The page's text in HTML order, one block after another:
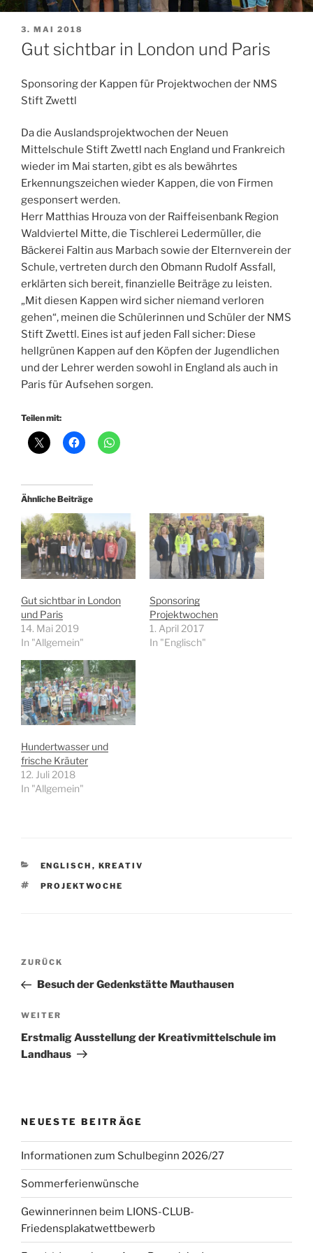
VERÖFFENTLICHT
AM
3. MAI 2018
Gut sichtbar in London und Paris
Sponsoring der Kappen für Projektwochen der NMS
Stift Zwettl
Da die Auslandsprojektwochen der Neuen
Mittelschule Stift Zwettl nach England und Frankreich
wieder im Mai starten, gibt es als bewährtes
Erkennungszeichen wieder Kappen, die von Firmen
gesponsert werden.
Herr Matthias Hrouza von der Raiffeisenbank Region
Waldviertel Mitte, die Tischlerei Ledermüller, die
Bäckerei Faltin aus Marbach sowie der Elternverein der
Schule, vertreten durch den Obmann Rudolf Assfall,
erklärten sich bereit, finanzielle Beiträge zu leisten.
„Mit diesen Kappen wird sicher niemand verloren
gehen“, meinen die Schülerinnen und Schüler der NMS
Stift Zwettl. Eines ist auf jeden Fall sicher: Diese
hellgrünen Kappen auf den Köpfen der Jugendlichen
und der Lehrer werden sowohl in England als auch in
Paris für Aufsehen sorgen.
Teilen mit:
Ähnliche Beiträge
Gut sichtbar in London
und Paris
14. Mai 2019
In "Allgemein"
Sponsoring
Projektwochen
1. April 2017
In "Englisch"
Hundertwasser und
frische Kräuter
12. Juli 2018
In "Allgemein"
KATEGORIEN
ENGLISCH , KREATIV
SCHLAGWÖRTER
PROJEKTWOCHE
Beitragsnavigation
Vorheriger
Beitrag
ZURÜCK
Besuch der Gedenkstätte Mauthausen
Nächster
Beitrag
WEITER
Erstmalig Ausstellung der Kreativmittelschule im
Landhaus
NEUESTE BEITRÄGE
Informationen zum Schulbeginn 2026/27
Sommerferienwünsche
Gewinnerinnen beim LIONS-CLUB-
Friedensplakatwettbewerb